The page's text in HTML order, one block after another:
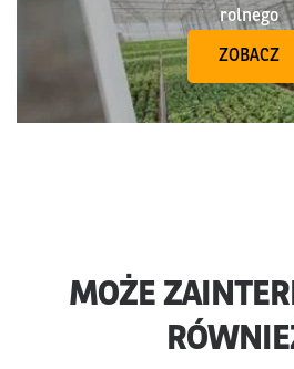
rolnego
ZOBACZ
MOŻE